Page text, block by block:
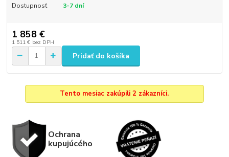
Dostupnosť 3-7 dní
1 858 €
1 511 € bez DPH
Pridať do košíka
Tento mesiac zakúpili 2 zákazníci.
Ochrana
kupujúcého